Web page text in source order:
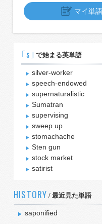
マイ単
｢s｣ で始まる英単語
silver-worker
speech-endowed
supernaturalistic
Sumatran
supervising
sweep up
stomachache
Sten gun
stock market
satirist
HISTORY / 最近見た単語
saponified